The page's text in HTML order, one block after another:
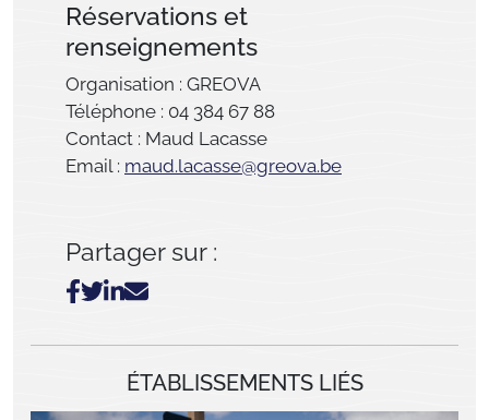
Réservations et
renseignements
Organisation : GREOVA
Téléphone : 04 384 67 88
Contact : Maud Lacasse
Email : maud.lacasse@greova.be
Partager sur :
ÉTABLISSEMENTS LIÉS